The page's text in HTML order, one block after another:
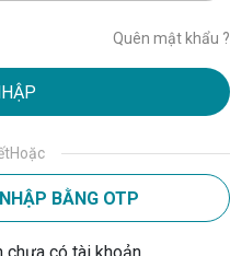
Quên mật khẩu ?
BẰNG OTP